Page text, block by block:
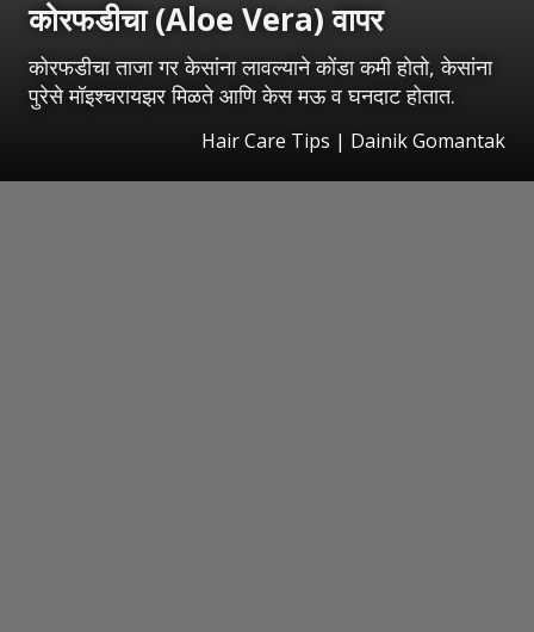
कोरफडीचा (Aloe Vera) वापर
कोरफडीचा ताजा गर केसांना लावल्याने कोंडा कमी होतो, केसांना
पुरेसे मॉइश्चरायझर मिळते आणि केस मऊ व घनदाट होतात.
Hair Care Tips | Dainik Gomantak